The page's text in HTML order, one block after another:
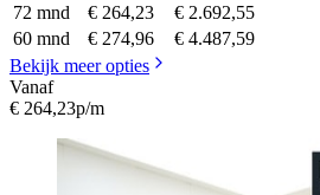
72 mnd
€ 264,23
€ 2.692,55
60 mnd
€ 274,96
€ 4.487,59
Bekijk meer opties
Vanaf
€ 264,23p/m